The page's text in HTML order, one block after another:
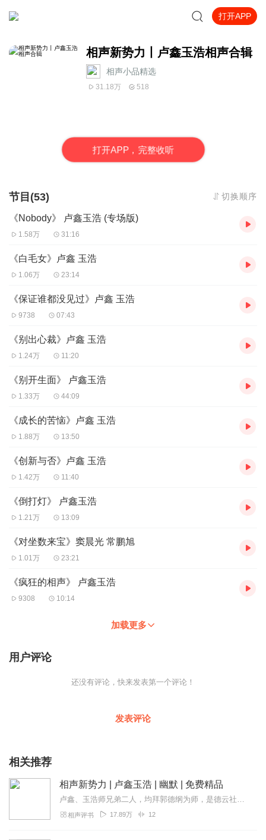
打开APP
相声新势力丨卢鑫玉浩相声合辑
相声小品精选
31.18万 518
打开APP，完整收听
节目(53) 切换顺序
《Nobody》 卢鑫玉浩 (专场版)
1.58万 31:16
《白毛女》卢鑫 玉浩
1.06万 23:14
《保证谁都没见过》卢鑫 玉浩
9738 07:43
《别出心裁》卢鑫 玉浩
1.24万 11:20
《别开生面》 卢鑫玉浩
1.33万 44:09
《成长的苦恼》卢鑫 玉浩
1.88万 13:50
《创新与否》卢鑫 玉浩
1.42万 11:40
《倒打灯》 卢鑫玉浩
1.21万 13:09
《对坐数来宝》窦晨光 常鹏旭
1.01万 23:21
《疯狂的相声》 卢鑫玉浩
9308 10:14
加载更多
用户评论
还没有评论，快来发表第一个评论！
发表评论
相关推荐
相声新势力 | 卢鑫玉浩 | 幽默 | 免费精品
卢鑫、玉浩师兄弟二人，均拜郭德纲为师，是德云社重点培养的新生代相声演员。自2015年搭档以来，两人以扎实的功底、幽默的台风和贴近生活的段子迅速崭露头角，成为德云...
相声评书 17.89万 12